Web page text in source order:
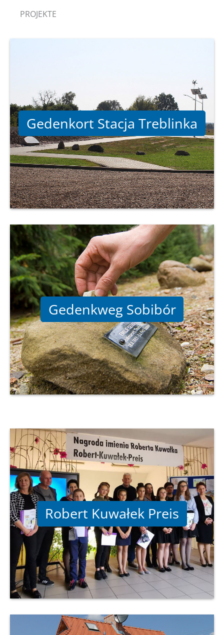
s
PROJEKTE
Gedenkort Stacja Treblinka
Gedenkweg Sobibór
Robert Kuwałek Preis